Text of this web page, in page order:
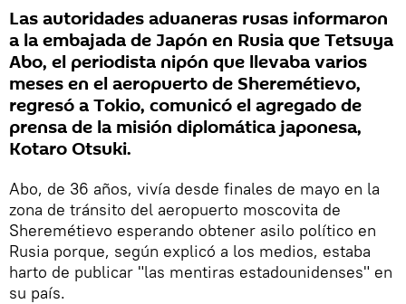
Las autoridades aduaneras rusas informaron
a la embajada de Japón en Rusia que Tetsuya
Abo, el periodista nipón que llevaba varios
meses en el aeropuerto de Sheremétievo,
regresó a Tokio, comunicó el agregado de
prensa de la misión diplomática japonesa,
Kotaro Otsuki.
Abo, de 36 años, vivía desde finales de mayo en la
zona de tránsito del aeropuerto moscovita de
Sheremétievo esperando obtener asilo político en
Rusia porque, según explicó a los medios, estaba
harto de publicar "las mentiras estadounidenses" en
su país.